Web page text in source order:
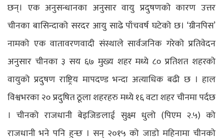
छन्। एक अनुसन्धानका अनुसार वायु प्रदुषणको कारण उत्तर
चीनका बासिन्दाको सरदर आयु साढे पाँचवर्ष घटेको छ। ‘ग्रीनपिस’
नामको एक वातावरणवादी संस्थाले सार्वजनिक गरेको प्रतिवेदन
अनुसार चीनका ३ सय ६७ मुख्य शहर मध्ये ८० प्रतिशत शहरको
वायुको प्रदुषण राष्ट्रिय मापदण्ड भन्दा अत्याधिक बढी छ । हाल
विश्वभरका २० प्रदुषित ठूला शहरहरु मध्ये १६ वटा शहर चीनमा पर्दछ
। चीनको राजधानी बेइजिङलाई सुक्ष्म धुलो (पिएम २.५) को
राजधानी भने पनि हुन्छ । सन् २०१५ को जाडो महिनामा चीनको